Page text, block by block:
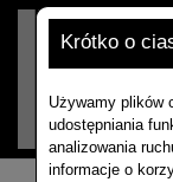
Krótko o
Używamy plików
udostępniania
analizowania
informacje o